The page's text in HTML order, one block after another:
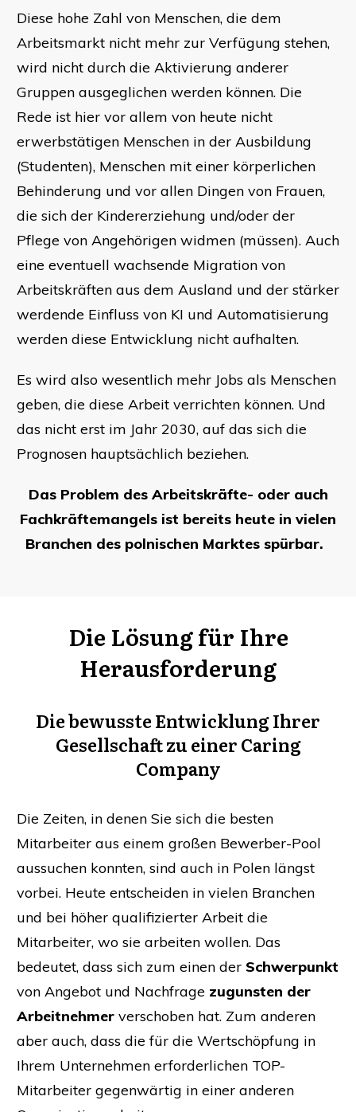
Diese hohe Zahl von Menschen, die dem
Arbeitsmarkt nicht mehr zur Verfügung stehen,
wird nicht durch die Aktivierung anderer
Gruppen ausgeglichen werden können. Die
Rede ist hier vor allem von heute nicht
erwerbstätigen Menschen in der Ausbildung
(Studenten), Menschen mit einer körperlichen
Behinderung und vor allen Dingen von Frauen,
die sich der Kindererziehung und/oder der
Pflege von Angehörigen widmen (müssen). Auch
eine eventuell wachsende Migration von
Arbeitskräften aus dem Ausland und der stärker
werdende Einfluss von KI und Automatisierung
werden diese Entwicklung nicht aufhalten.
Es wird also wesentlich mehr Jobs als Menschen
geben, die diese Arbeit verrichten können. Und
das nicht erst im Jahr 2030, auf das sich die
Prognosen hauptsächlich beziehen.
Das Problem des Arbeitskräfte- oder auch
Fachkräftemangels ist bereits heute in vielen
Branchen des polnischen Marktes spürbar.
Die Lösung für Ihre
Herausforderung
Die bewusste Entwicklung Ihrer
Gesellschaft zu einerCaring
Company
Die Zeiten, in denen Sie sich die besten
Mitarbeiter aus einem großen Bewerber-Pool
aussuchen konnten, sind auch in Polen längst
vorbei. Heute entscheiden in vielen Branchen
und bei höher qualifizierter Arbeit die
Mitarbeiter, wo sie arbeiten wollen. Das
bedeutet, dass sich zum einen der Schwerpunkt
von Angebot und Nachfrage zugunsten der
Arbeitnehmer verschoben hat. Zum anderen
aber auch, dass die für die Wertschöpfung in
Ihrem Unternehmen erforderlichen TOP-
Mitarbeiter gegenwärtig in einer anderen